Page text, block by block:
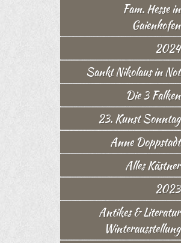
Fam. Hesse in
Gaienhofen
2024
Sankt Nikolaus in Not
Die 3 Falken
23. Kunst Sonntag
Anne Doppstadt
Alles Kästner
2023
Antikes & Literatur
Winterausstellung